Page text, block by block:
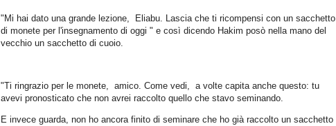
"Mi hai dato una grande lezione, Eliabu. Lascia che ti ricompensi con un sacchetto
di monete per l'insegnamento di oggi " e così dicendo Hakim posò nella mano del
vecchio un sacchetto di cuoio.
"Ti ringrazio per le monete, amico. Come vedi, a volte capita anche questo: tu
avevi pronosticato che non avrei raccolto quello che stavo seminando.
E invece guarda, non ho ancora finito di seminare che ho già raccolto un sacchetto